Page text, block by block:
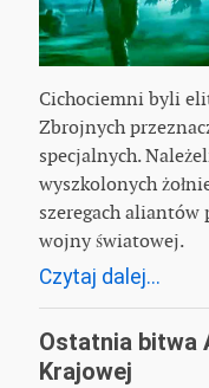
Cichociemni byli
Zbrojnych
specjalnych.
wyszkolonych
szeregach aliantów
wojny światowej.
Czytaj dalej...
Ostatnia bitwa
Krajowej